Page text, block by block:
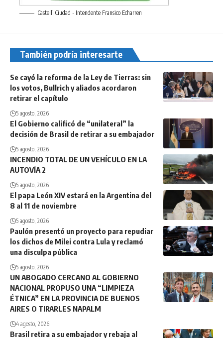
Castelli Ciudad - Intendente Fransico Echarren
También podría interesarte
Se cayó la reforma de la Ley de Tierras: sin
los votos, Bullrich y aliados acordaron
retirar el capítulo
5 agosto, 2026
El Gobierno calificó de “unilateral” la
decisión de Brasil de retirar a su embajador
5 agosto, 2026
INCENDIO TOTAL DE UN VEHÍCULO EN LA
AUTOVÍA 2
5 agosto, 2026
El papa León XIV estará en la Argentina del
8 al 11 de noviembre
5 agosto, 2026
Paulón presentó un proyecto para repudiar
los dichos de Milei contra Lula y reclamó
una disculpa pública
5 agosto, 2026
UN ABOGADO CERCANO AL GOBIERNO
NACIONAL PROPUSO UNA “LIMPIEZA
ÉTNICA” EN LA PROVINCIA DE BUENOS
AIRES O TIRARLES NAPALM
4 agosto, 2026
Brasil retira a su embajador y rebaja al